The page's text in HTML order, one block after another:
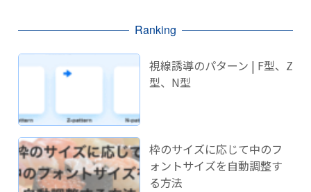
Ranking
視線誘導のパターン | F型、Z
型、N型
枠のサイズに応じて中のフ
ォントサイズを自動調整す
る方法